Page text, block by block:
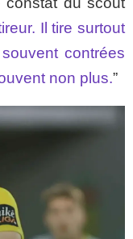
Il tire surtout
contrées
non plus.”